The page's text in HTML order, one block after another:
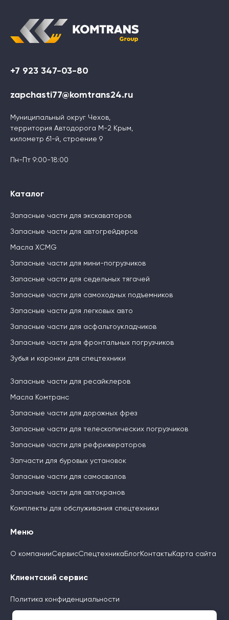
+7 923 347-03-80
zapchasti77@komtrans24.ru
Муниципальный округ Чехов,
территория Автодорога М-2 Крым,
километр 61-й, строение 9
Пн-Пт 9:00-18:00
Каталог
Запасные части для экскаваторов
Запасные части для автогрейдеров
Масла XCMG
Запасные части для мини-погрузчиков
Запасные части для седельных тягачей
Запасные части для самоходных подъемников
Запасные части для легковых авто
Запасные части для асфальтоукладчиков
Запасные части для фронтальных погрузчиков
Зубья и коронки для спецтехники
Запасные части для ресайклеров
Масла Комтранс
Запасные части для дорожных фрез
Запасные части для телескопических погрузчиков
Запасные части для рефрижераторов
Запчасти для буровых установок
Запасные части для самосвалов
Запасные части для автокранов
Комплекты для обслуживания спецтехники
Меню
О компанииСервисСпецтехника БлогКонтакты Карта сайта
Клиентский сервис
Политика конфиденциальности